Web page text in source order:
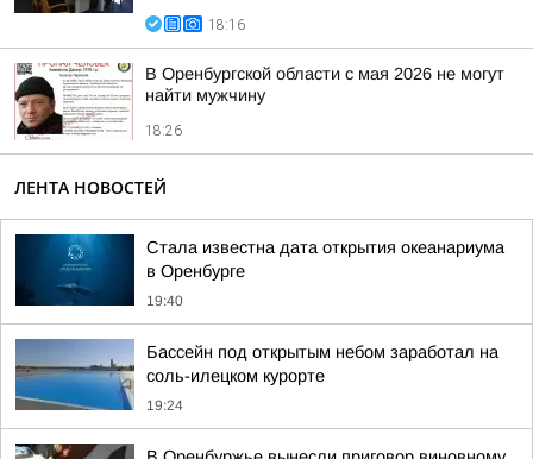
18:16
В Оренбургской области с мая 2026 не могут
найти мужчину
18:26
ЛЕНТА НОВОСТЕЙ
Стала известна дата открытия океанариума
в Оренбурге
19:40
Бассейн под открытым небом заработал на
соль-илецком курорте
19:24